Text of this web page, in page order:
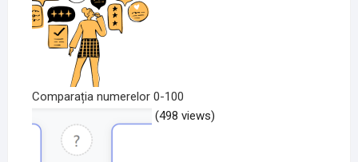
Comparația numerelor 0-100
(498 views)